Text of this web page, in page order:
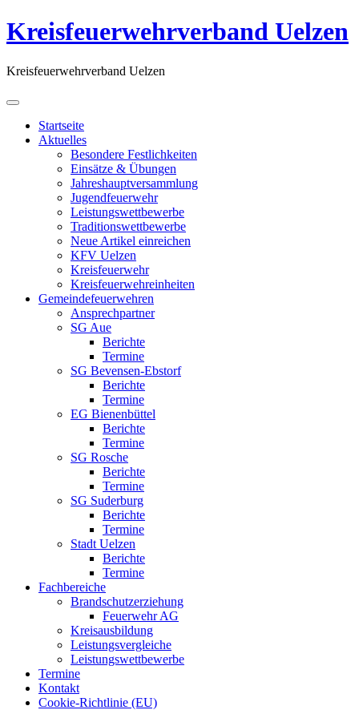
Kreisfeuerwehrverband Uelzen
Kreisfeuerwehrverband Uelzen
Startseite
Aktuelles
Besondere Festlichkeiten
Einsätze & Übungen
Jahreshauptversammlung
Jugendfeuerwehr
Leistungswettbewerbe
Traditionswettbewerbe
Neue Artikel einreichen
KFV Uelzen
Kreisfeuerwehr
Kreisfeuerwehreinheiten
Gemeindefeuerwehren
Ansprechpartner
SG Aue
Berichte
Termine
SG Bevensen-Ebstorf
Berichte
Termine
EG Bienenbüttel
Berichte
Termine
SG Rosche
Berichte
Termine
SG Suderburg
Berichte
Termine
Stadt Uelzen
Berichte
Termine
Fachbereiche
Brandschutzerziehung
Feuerwehr AG
Kreisausbildung
Leistungsvergleiche
Leistungswettbewerbe
Termine
Kontakt
Cookie-Richtlinie (EU)